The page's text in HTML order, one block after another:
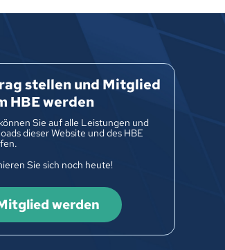
stellen und Mitglied
HBE werden
Sie auf alle Leistungen und
dieser Website und des HBE
Sie sich noch heute!
werden